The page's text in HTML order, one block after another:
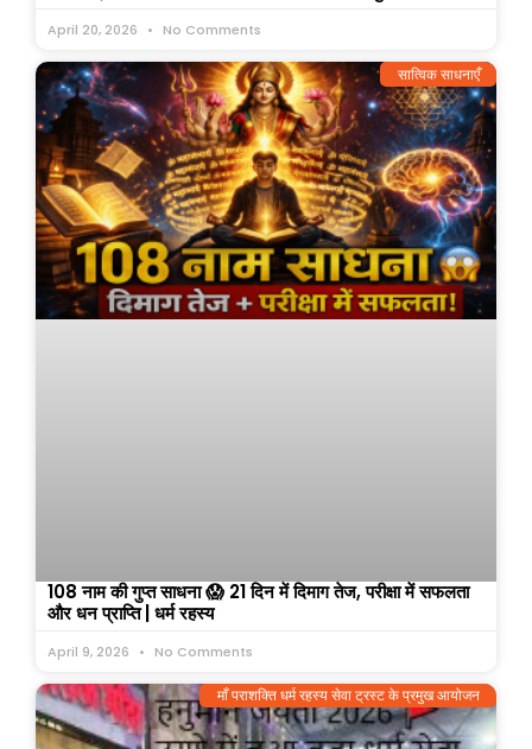
April 20, 2026 No Comments
सात्विक साधनाएँ
108 नाम की गुप्त साधना 😱 21 दिन में दिमाग तेज, परीक्षा में सफलता
और धन प्राप्ति | धर्म रहस्य
April 9, 2026 No Comments
माँ पराशक्ति धर्म रहस्य सेवा ट्रस्ट के प्रमुख आयोजन